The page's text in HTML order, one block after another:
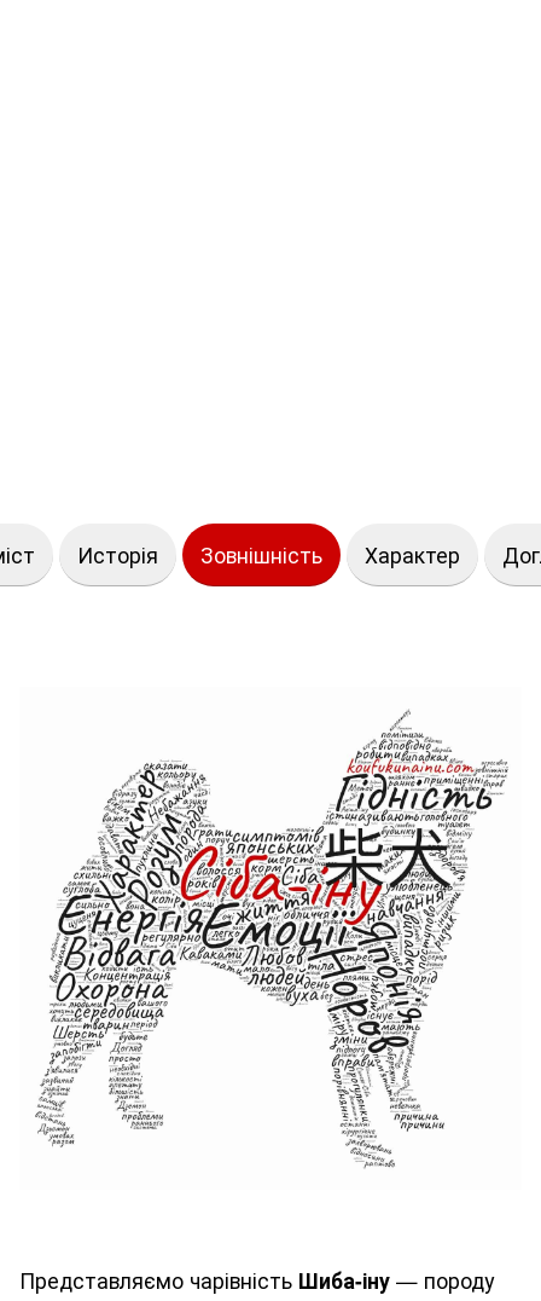
Исторія Зовнішність Характер
Представляємо чарівність Шиба-іну — породу